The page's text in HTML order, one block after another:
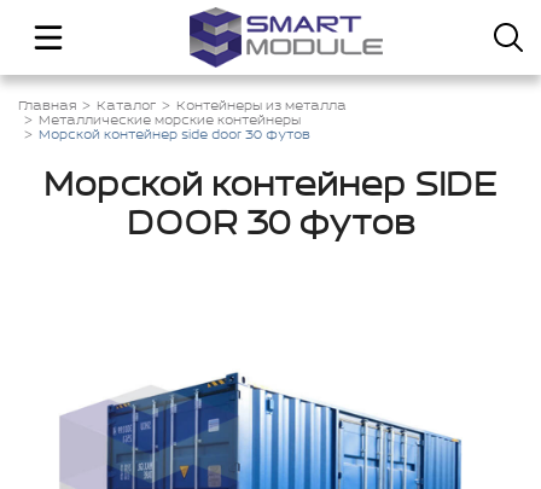
Главная Каталог
Контейнеры из металла
Металлические морские контейнеры
Морской контейнер side door 30 футов
Морской контейнер SIDE
DOOR 30 футов